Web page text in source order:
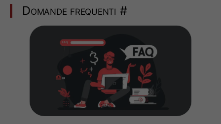
Domande frequenti #